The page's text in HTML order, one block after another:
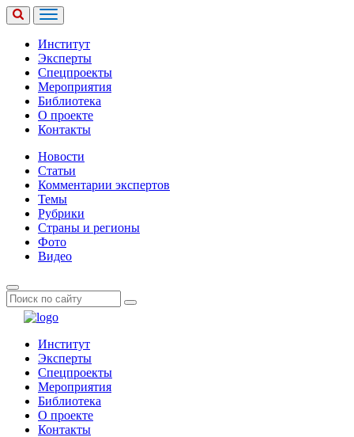
Институт
Эксперты
Спецпроекты
Мероприятия
Библиотека
О проекте
Контакты
Новости
Статьи
Комментарии экспертов
Темы
Рубрики
Страны и регионы
Фото
Видео
Институт
Эксперты
Спецпроекты
Мероприятия
Библиотека
О проекте
Контакты